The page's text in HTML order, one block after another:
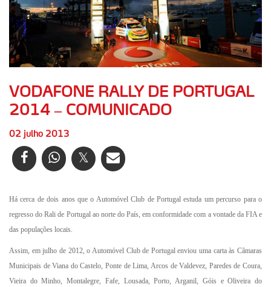
VODAFONE RALLY DE PORTUGAL
2014 – COMUNICADO
02 julho 2013
Há cerca de dois anos que o Automóvel Club de Portugal estuda um percurso para o
regresso do Rali de Portugal ao norte do País, em conformidade com a vontade da FIA e
das populações locais.
Assim, em julho de 2012, o Automóvel Club de Portugal enviou uma carta às Câmaras
Municipais de Viana do Castelo, Ponte de Lima, Arcos de Valdevez, Paredes de Coura,
Vieira do Minho, Montalegre, Fafe, Lousada, Porto, Arganil, Góis e Oliveira do